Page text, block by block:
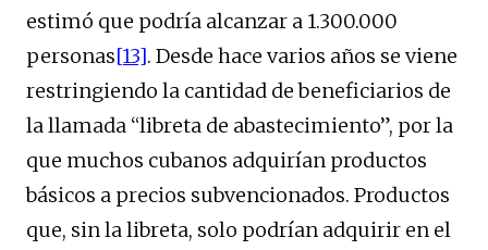
estimó que podría alcanzar a 1.300.000
personas[13]. Desde hace varios años se viene
restringiendo la cantidad de beneficiarios de
la llamada “libreta de abastecimiento”, por la
que muchos cubanos adquirían productos
básicos a precios subvencionados. Productos
que, sin la libreta, solo podrían adquirir en el